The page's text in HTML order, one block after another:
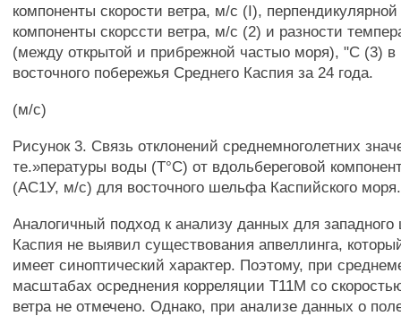
компоненты скорости ветра, м/с (I), перпендикулярной
компоненты скорссти ветра, м/с (2) и разности
(между открытой и прибрежной частыо моря), "С (3)
восточного побережья Среднего Каспия за 24 года.
(м/с)
Рисунок 3. Связь отклонений среднемноголетних
те.»пературы воды (Т°С) от вдольбереговой
(АС1У, м/с) для восточного шельфа Каспийского моря.
Аналогичный подход к анализу данных для
Каспия не выявил существования апвеллинга,
имеет синоптический характер. Поэтому, при
масштабах осреднения корреляции Т11М со
ветра не отмечено. Однако, при анализе данных о